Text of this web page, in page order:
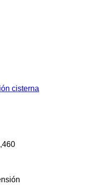
cisterna